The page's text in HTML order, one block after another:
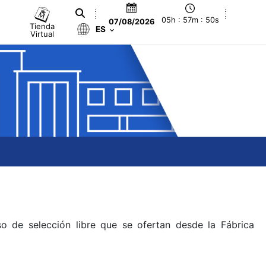
Tienda
Virtual
07/08/2026 05h : 57m : 50s
ES
de selección libre que se ofertan desde la Fábrica